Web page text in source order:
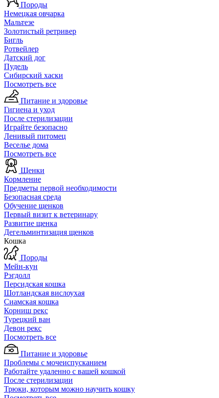
Породы
Немецкая овчарка
Мальтезе
Золотистый ретривер
Бигль
Ротвейлер
Датский дог
Пудель
Сибирский хаски
Посмотреть все
Питание и здоровье
Гигиена и уход
После стерилизации
Играйте безопасно
Ленивый питомец
Веселье дома
Посмотреть все
Щенки
Кормление
Предметы первой необходимости
Безопасная среда
Обучение щенков
Первый визит к ветеринару
Развитие щенка
Дегельминтизация щенков
Кошка
Породы
Мейн-кун
Рэгдолл
Персидская кошка
Шотландская вислоухая
Сиамская кошка
Корниш рекс
Турецкий ван
Девон рекс
Посмотреть все
Питание и здоровье
Проблемы с мочеиспусканием
Работайте удаленно с вашей кошкой
После стерилизации
Трюки, которым можно научить кошку